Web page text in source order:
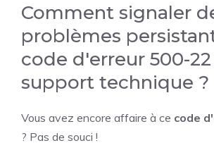
Comment signaler
problèmes
code d'erreur 500-22
support technique ?
Vous avez encore affaire à ce code
? Pas de souci !